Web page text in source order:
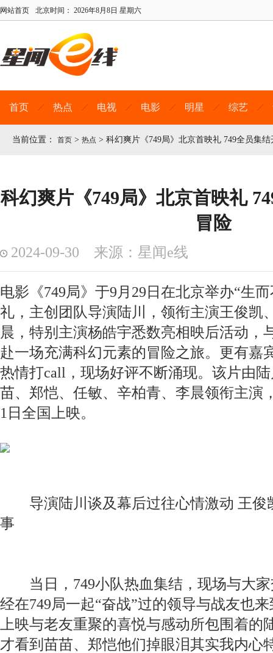
网站首页 北京时间： 2026年8月8日 星期六
首页 热点 电视 电影 明星 综艺
当前位置： 首页 > 热点 > 科幻爽片《749局》北京首映礼 749全员集
科幻爽片《749局》北京首映礼
冒险
2024-09-30 来源：星闻e线
电影《749局》于9月29日在北京举办“生
礼，主创团队导演陆川，领衔主演王俊凯
晨，特别主演杨皓宇悉数亮相映后活动，
赴一场充满科幻元素的冒险之旅。更有嘉
热情打call，现场好评不断涌现。该片由
苗、郑恺、任敏、辛柏青、李晨领衔主演
1日全国上映。
导演陆川谈及幕后过往心情激动 王俊
事
当日，749小队热血集结，现场与大家
经在749局一起“奋战”过的领导与战友也
上映与老友重聚的喜悦与感动所包围着的
才看到苗苗、郑恺他们掉眼泪其实我内心